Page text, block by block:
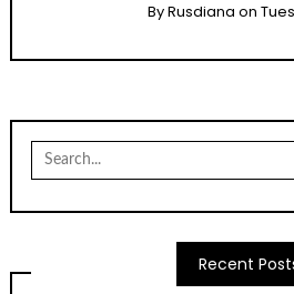
ByRusdiana on
Search
for:
Recent